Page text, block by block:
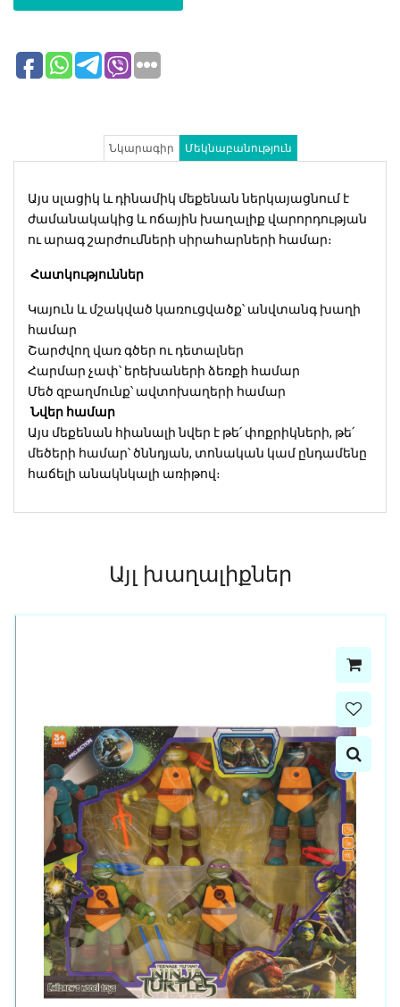
Նկարագիր Մեկնաբանություն
Այս սլացիկ և դինամիկ մեքենան ներկայացնում է
ժամանակակից և ոճային խաղալիք վարորդության
ու արագ շարժումների սիրահարների համար։
Հատկություններ
Կայուն և մշակված կառուցվածք՝ անվտանգ խաղի
համար
Շարժվող վառ գծեր ու դետալներ
Հարմար չափ՝ երեխաների ձեռքի համար
Մեծ զբաղմունք՝ ավտոխաղերի համար
Նվեր համար
Այս մեքենան հիանալի նվեր է թե՛ փոքրիկների, թե՛
մեծերի համար՝ ծննդյան, տոնական կամ ընդամենը
հաճելի անակնկալի առիթով։
Այլ խաղալիքներ